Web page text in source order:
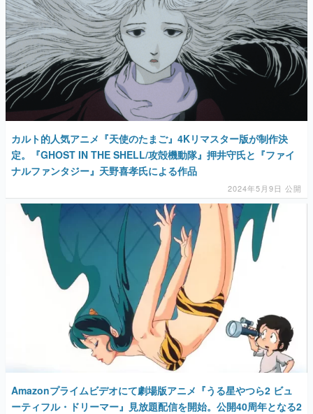
カルト的人気アニメ『天使のたまご』4Kリマスター版が制作決
定。『GHOST IN THE SHELL/攻殻機動隊』押井守氏と『ファイ
ナルファンタジー』天野喜孝氏による作品
2024年5月9日 公開
Amazonプライムビデオにて劇場版アニメ『うる星やつら2 ビュ
ーティフル・ドリーマー』見放題配信を開始。公開40周年となる2